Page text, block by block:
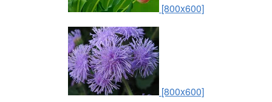
[800x600]
[800x600]